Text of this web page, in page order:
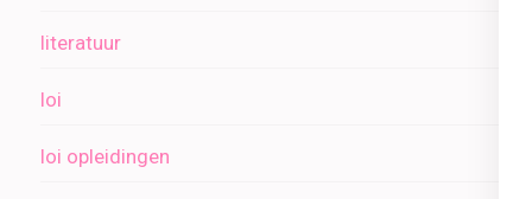
literatuur
loi
loi opleidingen